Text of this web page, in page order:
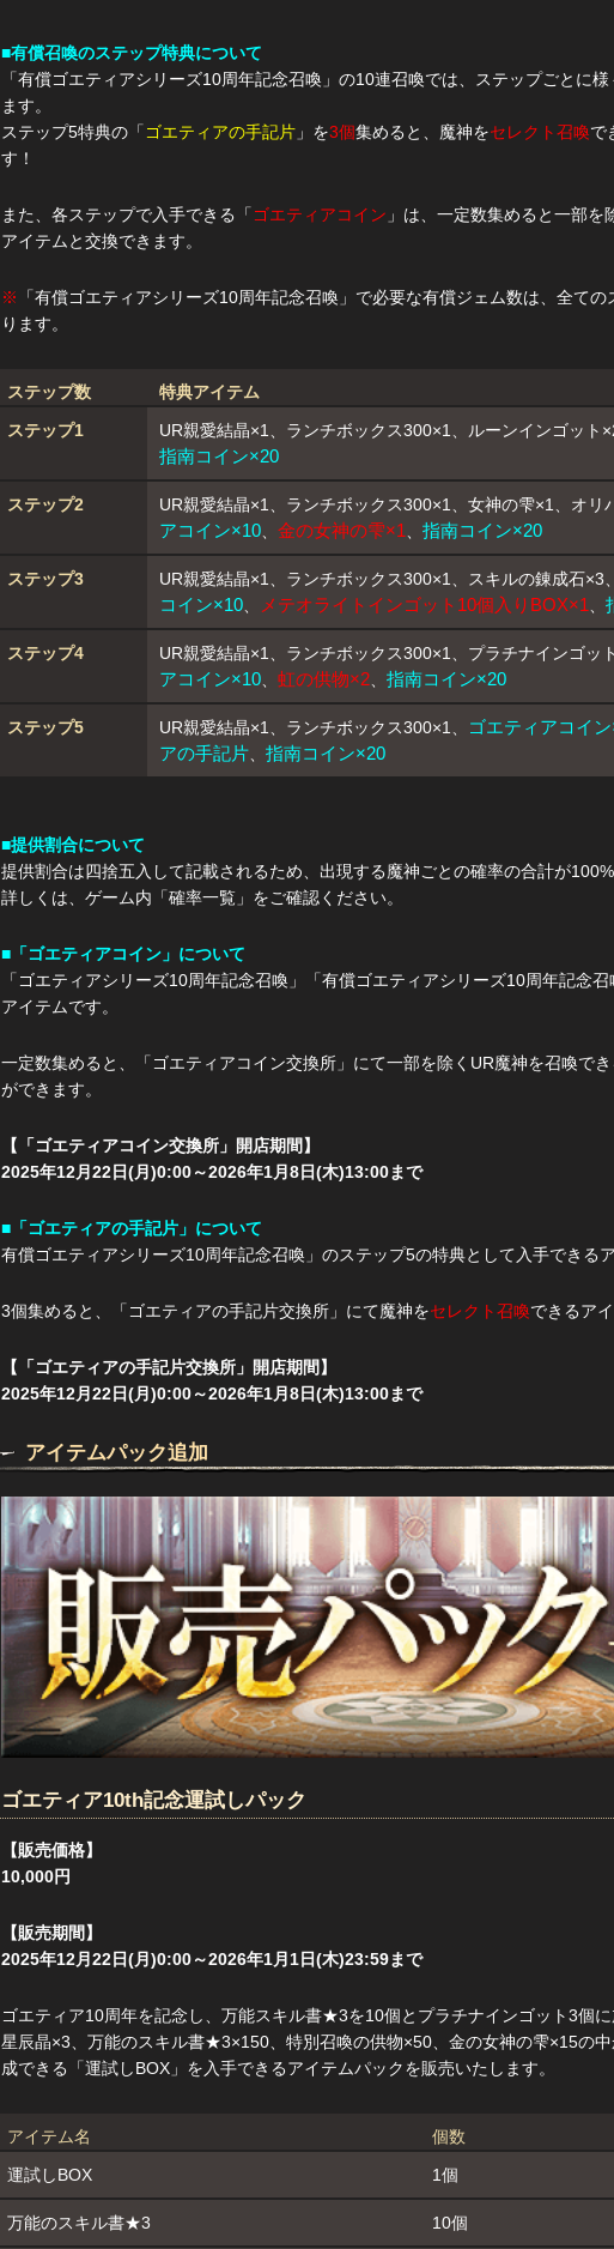
■有償召喚のステップ特典について
「有償ゴエティアシリーズ10周年記念召喚」の10連召喚では、ステップごとに
ます。
ステップ5特典の「 ゴエティアの手記片 」を3個集めると、魔神をセレクト召喚で
す！
また、各ステップで入手できる「 ゴエティアコイン 」は、一定数集めると一部
アイテムと交換できます。
※ 「有償ゴエティアシリーズ10周年記念召喚」で必要な有償ジェム数は、全ての
ります。
ステップ数
特典アイテム
ステップ1
UR親愛結晶×1、ランチボックス300×1、ルーンインゴット
指南コイン×20
ステップ2 UR親愛結晶×1、ランチボックス300×1、女神の雫×1、オリ
アコイン×10
金の女神の雫×1 指南コイン×20
ステップ3 UR親愛結晶×1、ランチボックス300×1、スキルの錬成石×3
コイン×10
メテオライトインゴット10個入りBOX×1
ステップ4 UR親愛結晶×1、ランチボックス300×1、プラチナインゴッ
アコイン×10
虹の供物×2 指南コイン×20
ステップ5 UR親愛結晶×1、ランチボックス300×1、 ゴエティアコイ
アの手記片
指南コイン×20
■提供割合について
提供割合は四捨五入して記載されるため、出現する魔神ごとの確率の合計が
詳しくは、ゲーム内「確率一覧」をご確認ください。
■「ゴエティアコイン」について
「ゴエティアシリーズ10周年記念召喚」「有償ゴエティアシリーズ10周年記念
アイテムです。
一定数集めると、「ゴエティアコイン交換所」にて一部を除くUR魔神を召喚で
ができます。
【「ゴエティアコイン交換所」開店期間】
2025年12月22日(月)0:00～2026年1月8日(木)13:00まで
■「ゴエティアの手記片」について
有償ゴエティアシリーズ10周年記念召喚」のステップ5の特典として入手できるア
3個集めると、「ゴエティアの手記片交換所」にて魔神をセレクト召喚できるア
【「ゴエティアの手記片交換所」開店期間】
2025年12月22日(月)0:00～2026年1月8日(木)13:00まで
アイテムパック追加
ゴエティア10th記念運試しパック
【販売価格】
10,000円
【販売期間】
2025年12月22日(月)0:00～2026年1月1日(木)23:59まで
ゴエティア10周年を記念し、万能スキル書★3を10個とプラチナインゴット3個に
星辰晶×3、万能のスキル書★3×150、特別召喚の供物×50、金の女神の雫×15の
成できる「運試しBOX」を入手できるアイテムパックを販売いたします。
アイテム名
個数
運試しBOX
1個
万能のスキル書★3 10個